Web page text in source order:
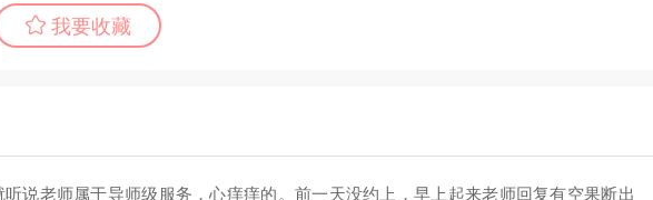
我要收藏
说老师属于导师级服务，心痒痒的。前一天没约上，早上起来老师回复有空果断出